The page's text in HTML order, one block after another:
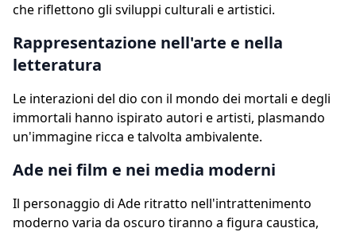
che riflettono gli sviluppi culturali e artistici.
Rappresentazione nell'arte e nella
letteratura
Le interazioni del dio con il mondo dei mortali e degli
immortali hanno ispirato autori e artisti, plasmando
un'immagine ricca e talvolta ambivalente.
Ade nei film e nei media moderni
Il personaggio di Ade ritratto nell'intrattenimento
moderno varia da oscuro tiranno a figura caustica,